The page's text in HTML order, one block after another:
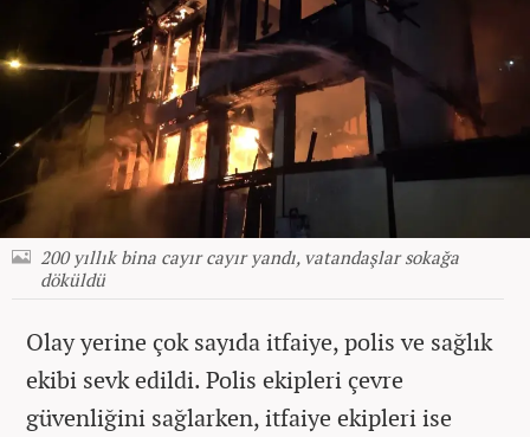
200 yıllık bina cayır cayır yandı, vatandaşlar sokağa
döküldü
Olay yerine çok sayıda itfaiye, polis ve sağlık
ekibi sevk edildi. Polis ekipleri çevre
güvenliğini sağlarken, itfaiye ekipleri ise